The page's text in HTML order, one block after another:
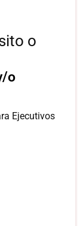
o
Ejecutivos
o